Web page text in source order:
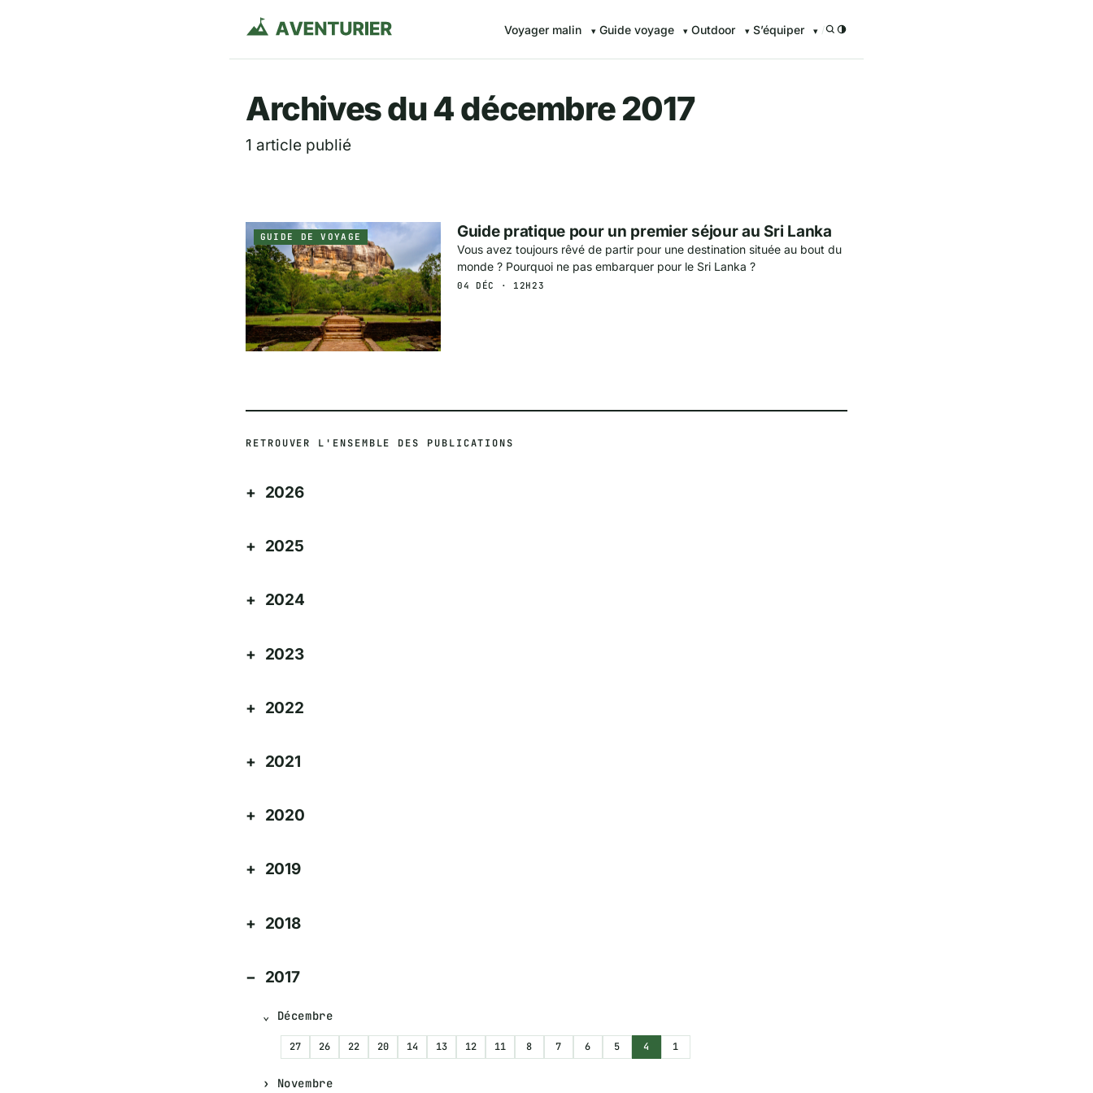
Aventurier.fr — Voyager malin avec Aventurier.FR grâce à nos
Voyager malin Guide voyage Outdoor S’équiper /
Archives du 4 décembre 2017
1 article publié
GUIDE DE VOYAGE Guide pratique pour un premier séjour au Sri Lanka
Vous avez toujours rêvé de partir pour une destination située au bout du
monde ? Pourquoi ne pas embarquer pour le Sri Lanka ?
04 DÉC · 12H23
RETROUVER L'ENSEMBLE DES PUBLICATIONS
2026
2025
2024
2023
2022
2021
2020
2019
2018
2017
Décembre
27 26 22 20 14 13 12 11 8 7 6 5 4 1
Novembre